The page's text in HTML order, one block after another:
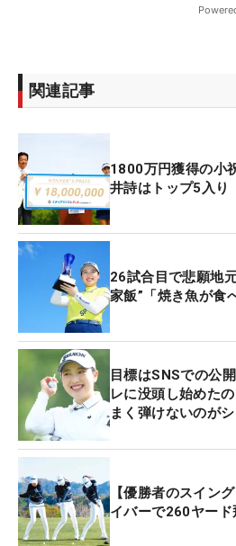
関連記事
1800万円獲得の小
井詩はトップ5入り
26試合目で悲願地
家飯”「焼き魚が食
目標はSNSでの公
レに没頭し始めた
まく弾けないのが
【優勝者のスイン
イバーで260ヤード